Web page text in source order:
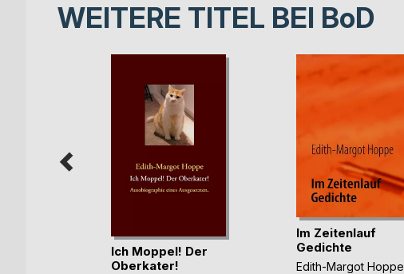
WEITERE TITEL BEI BoD
Ich Moppel! Der
Oberkater!
Im Zeitenlauf
Gedichte
Edith-Margot Hoppe